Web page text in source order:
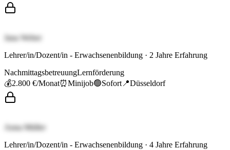
Jana Weber
Lehrer/in/Dozent/in - Erwachsenenbildung · 2 Jahre Erfahrung
NachmittagsbetreuungLernförderung
💰2.800 €/Monat⏰Minijob🟢Sofort 📍Düsseldorf
Anna Müller
Lehrer/in/Dozent/in - Erwachsenenbildung · 4 Jahre Erfahrung